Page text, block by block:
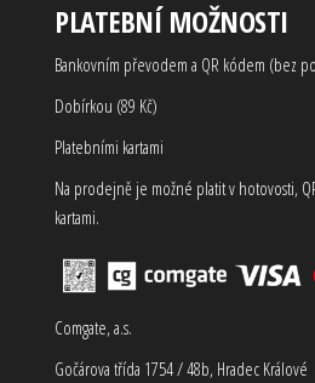
PLATEBNÍ MOŽNOSTI
Bankovním převodem a QR kódem (bez
Dobírkou (89 Kč)
Platebními kartami
Na prodejně je možné platit v hotovosti,
kartami.
Comgate, a.s.
Gočárova třída 1754 / 48b, Hradec Králové